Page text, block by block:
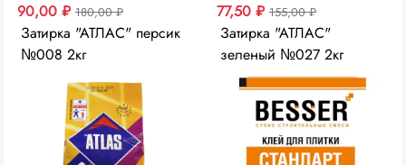
90,00 ₽ 180,00 ₽
Затирка "АТЛАС" персик
№008 2кг
77,50 ₽ 155,00 ₽
Затирка "АТЛАС"
зеленый №027 2кг